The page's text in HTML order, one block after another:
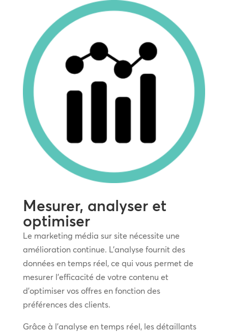
Mesurer, analyser et
optimiser
Le marketing média sur site nécessite une
amélioration continue. L’analyse fournit des
données en temps réel, ce qui vous permet de
mesurer l’efficacité de votre contenu et
d’optimiser vos offres en fonction des
préférences des clients.
Grâce à l’analyse en temps réel, les détaillants